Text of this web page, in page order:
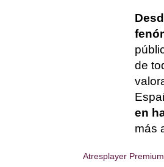
de
en
más
Atresplayer Premium